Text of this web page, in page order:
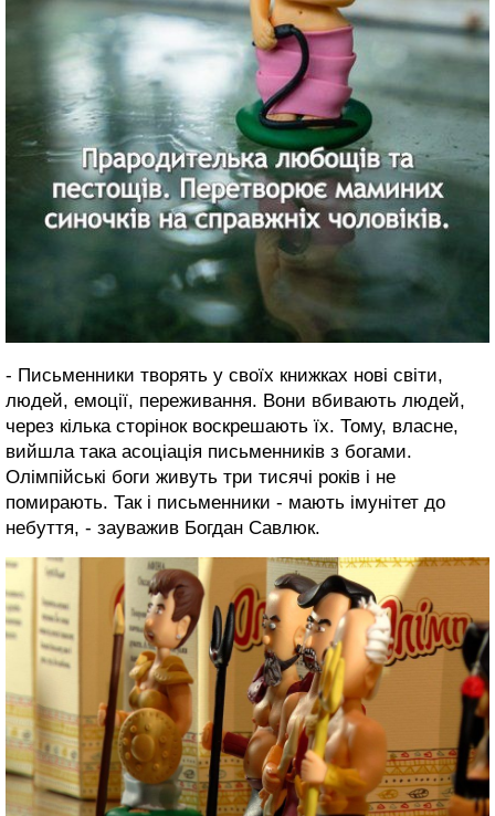
- Письменники творять у своїх книжках нові світи,
людей, емоції, переживання. Вони вбивають людей,
через кілька сторінок воскрешають їх. Тому, власне,
вийшла така асоціація письменників з богами.
Олімпійські боги живуть три тисячі років і не
помирають. Так і письменники - мають імунітет до
небуття, - зауважив Богдан Савлюк.